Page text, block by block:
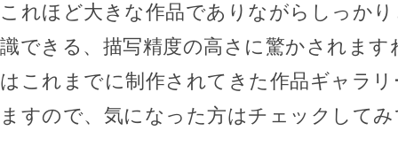
これほど大きな作品でありながらしっか
識できる、描写精度の高さに驚かされます
はこれまでに制作されてきた作品ギャラ
ますので、気になった方はチェックして